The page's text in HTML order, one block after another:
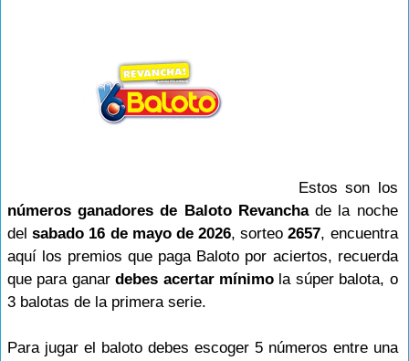
Estos son los
números ganadores de Baloto Revanchade la noche
delsabado 16 de mayo de 2026, sorteo2657, encuentra
aquí los premios que paga Baloto por aciertos, recuerda
que para ganardebes acertar mínimo la súper balota, o
3 balotas de la primera serie.
Para jugar el baloto debes escoger 5 números entre una